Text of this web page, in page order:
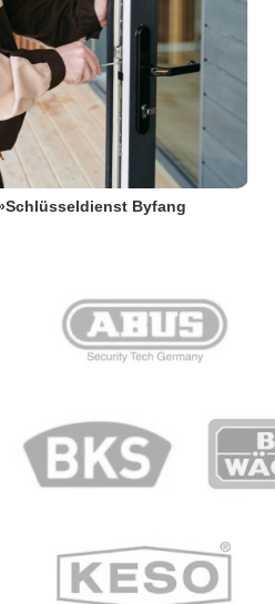
Schlüsseldienst Byfang